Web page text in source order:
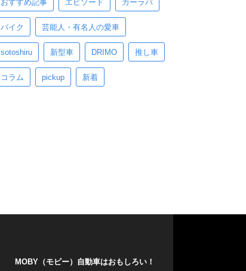
おすすめ記事 エピソード カーラバ
バイク 芸能人・有名人の愛車
sotoshiru 新型車 DRIMO 推し車
コラム pickup 新着
MOBY（モビー）自動車はおもしろい！